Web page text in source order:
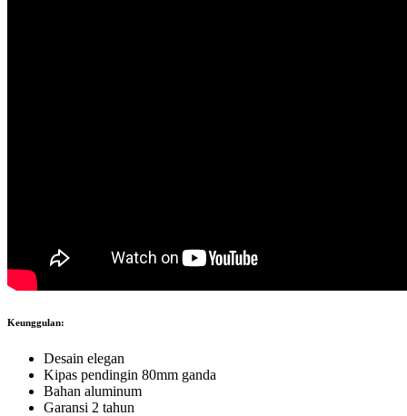
Keunggulan:
Desain elegan
Kipas pendingin 80mm ganda
Bahan aluminum
Garansi 2 tahun